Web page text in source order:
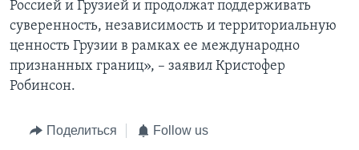
Россией и Грузией и продолжат поддерживать
суверенность, независимость и территориальную
ценность Грузии в рамках ее международно
признанных границ», – заявил Кристофер
Робинсон.
Поделиться Follow us